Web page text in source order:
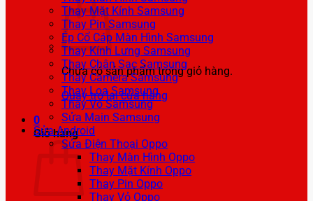
Chưa có sản phẩm trong giỏ hàng.
Quay trở lại cửa hàng
0
Giỏ hàng
Thay Mặt Kính Samsung
Thay Pin Samsung
Ép Cổ Cáp Màn Hình Samsung
Thay Kính Lưng Samsung
Thay Chân Sạc Samsung
Thay Camera Samsung
Thay Loa Samsung
Thay Vỏ Samsung
Sửa Main Samsung
Sửa Android
Sửa Điện Thoại Oppo
Thay Màn Hình Oppo
Thay Mặt Kính Oppo
Thay Pin Oppo
Thay Vỏ Oppo